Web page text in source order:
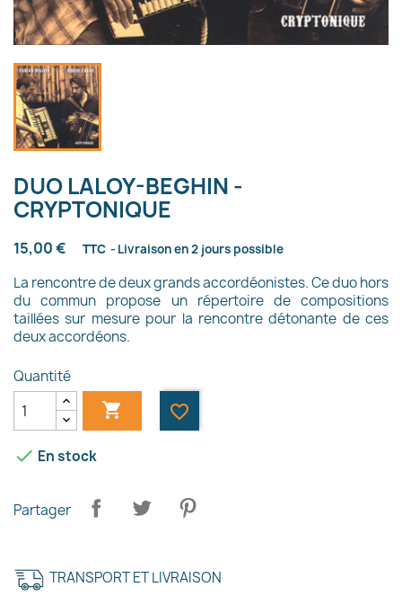
DUO LALOY-BEGHIN -
CRYPTONIQUE
15,00 € TTC Livraison en 2 jours possible
La rencontre de deux grands accordéonistes. Ce duo hors
du commun propose un répertoire de compositions
taillées sur mesure pour la rencontre détonante de ces
deux accordéons.
Quantité
 favorite_border
 En stock
Partager
TRANSPORT ET LIVRAISON